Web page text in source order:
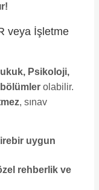
veya İşletme
Psikoloji,
olabilir.
, sınav
uygun
rehberlik ve